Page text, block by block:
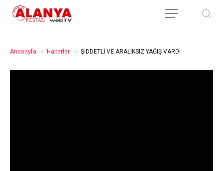
Anasayfa Haberler ŞİDDETLİ VE ARALIKSIZ YAĞIŞ VARDI